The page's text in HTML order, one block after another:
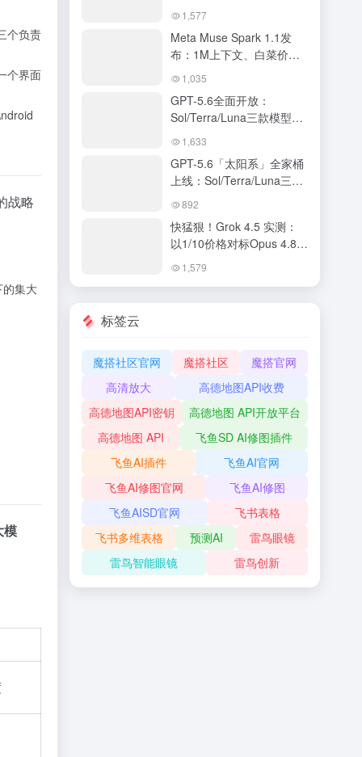
个负责
个界面
战略
集大
模
级应用时代正式开启
1,577
Meta Muse Spark 1.1发
布：1M上下文、白菜价
API，跑分接近Opus 4.8与
GPT-5.5
1,035
GPT-5.6全面开放：
Sol/Terra/Luna三款模型、
定价、性能跑分、
ChatGPT Work 全解读
1,633
GPT-5.6「太阳系」全家桶
上线：Sol/Terra/Luna三档
定价，ChatGPT与Codex合
Fable 5
892
快猛狠！Grok 4.5 实测：
以1/10价格对标Opus 4.8的
编程新王
1,579
标签云
魔搭社区官网 魔搭社区
魔搭官网
高清放大
高德地图API收费
高德地图API密钥
高德地图 API开放平台
高德地图 API
飞鱼SD AI修图插件
飞鱼AI插件
飞鱼AI官网
飞鱼AI修图官网
飞鱼AI修图
飞鱼AISD官网
飞书表格
飞书多维表格
预测AI
雷鸟眼镜
雷鸟智能眼镜
雷鸟创新